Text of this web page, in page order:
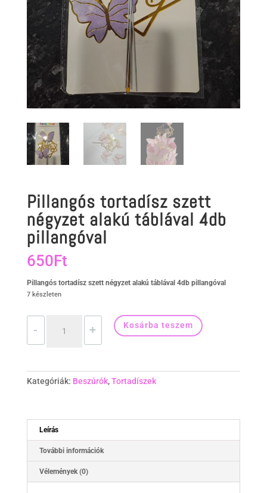
Pillangós tortadísz szett
négyzet alakú táblával 4db
pillangóval
650Ft
Pillangós tortadísz szett négyzet alakú táblával 4db pillangóval
7 készleten
-
tortadísz
táblával
+ Kosárba teszem
Kategóriák: Beszúrók,Tortadíszek
Leírás
További információk
Vélemények (0)